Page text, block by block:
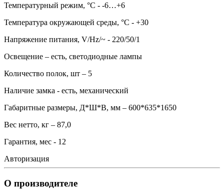
Температурный режим, °C - -6…+6
Температура окружающей среды, °С - +30
Напряжение питания, V/Hz/~ - 220/50/1
Освещение – есть, светодиодные лампы
Количество полок, шт – 5
Наличие замка - есть, механический
Габаритные размеры, Д*Ш*В, мм – 600*635*1650
Вес нетто, кг – 87,0
Гарантия, мес - 12
Авторизация
О производителе